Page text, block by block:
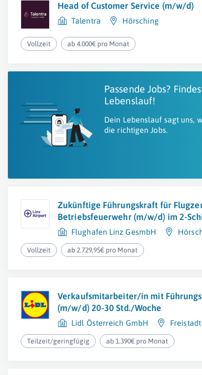
Head of Customer Service (m/w/d)
Talentra Hörsching
Vollzeit ab 4.000€ pro Monat
Passende Jobs?
Lebenslauf!
Dein Lebenslauf sagt uns,
die richtigen Jobs.
Zukünftige Führungskraft für
Betriebsfeuerwehr (m/w/d) im 2-
Flughafen Linz GesmbH
Vollzeit ab 2.729,95€ pro Monat
Verkaufsmitarbeiter/in mit
(m/w/d) 20-30 Std./Woche
Lidl Österreich GmbH Freistadt
Teilzeit/geringfügig ab 1.390€ pro Monat